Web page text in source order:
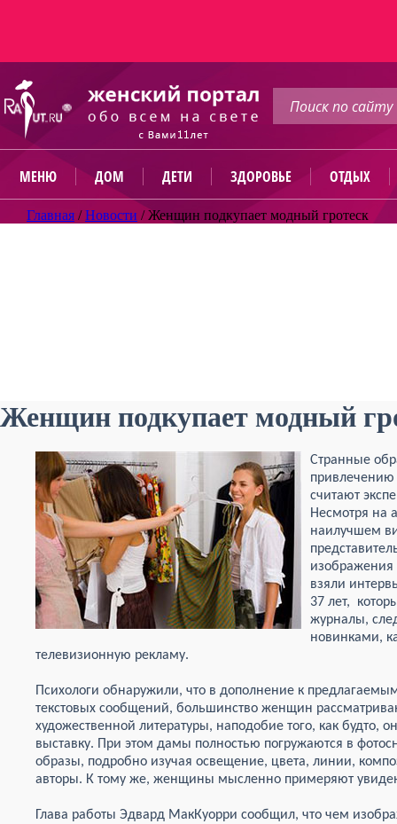
МЕНЮ ДОМ ДЕТИ ЗДОРОВЬЕ ОТДЫХ
Главная /Новости /Женщин подкупает модный гротеск
Женщин подкупает модный
Странные
считают
Несмотря на
наилучшем
изображения
взяли
37 лет,
журналы,
новинками,
телевизионную рекламу.
Психологи обнаружили, что в дополнение к
текстовых сообщений, большинство женщин
художественной литературы, наподобие того, как будто,
выставку. При этом дамы полностью погружаются в
образы, подробно изучая освещение, цвета, линии,
авторы. К тому же, женщины мысленно примеряют
Глава работы Эдвард МакКуорри сообщил, что чем